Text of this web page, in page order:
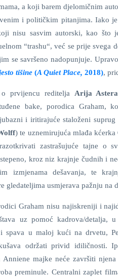
a koji barem djelomičnim
i političkim pitanjima. Iako
nisu sasvim autorski, kao što
“trashu“, već se prije
se savršeno nadopunjuje.
tišine (A Quiet Place, 2018),
prvijencu reditelja Arija Astera
bake, porodica Graham,
i iritirajuće staloženi suprug
) te uznemirujuća mlađa kćerka
zastrašujuće tajne o
kroz niz krajnje čudnih i
izmjenama dešavanja, te
gledateljima usmjerava pažnju na
Graham nisu najiskreniji i
uz pomoć kadrova/detalja,
spava u maloj kući na drvetu,
održati privid idiličnosti.
Anniene majke neće završiti
preminule. Centralni zaplet